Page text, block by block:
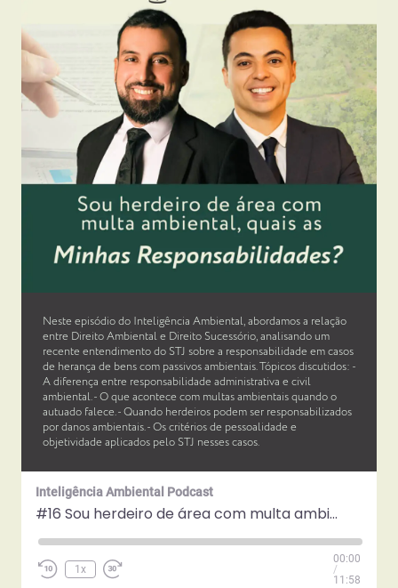
Neste episódio do Inteligência Ambiental, abordamos a relação
entre Direito Ambiental e Direito Sucessório, analisando um
recente entendimento do STJ sobre a responsabilidade em casos
de herança de bens com passivos ambientais. Tópicos discutidos: -
A diferença entre responsabilidade administrativa e civil
ambiental. - O que acontece com multas ambientais quando o
autuado falece. - Quando herdeiros podem ser responsabilizados
por danos ambientais. - Os critérios de pessoalidade e
objetividade aplicados pelo STJ nesses casos.
Inteligência Ambiental Podcast
#16 Sou herdeiro de área com multa ambiental, quais as minhas responsabilidades?
Episode
1x
00:00
/
11:58